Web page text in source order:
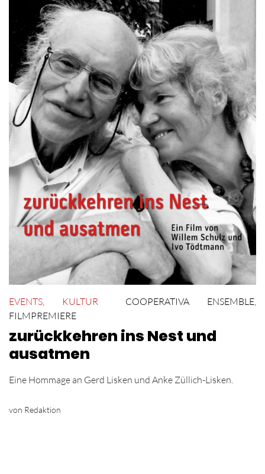
EVENTS KULTUR COOPERATIVA ENSEMBLE
FILMPREMIERE
zurückkehren ins Nest und
ausatmen
Eine Hommage an Gerd Lisken und Anke Züllich-Lisken.
von Redaktion